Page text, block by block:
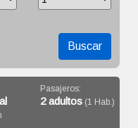
Buscar
Pasajeros:
2 adultos(1 Hab.)